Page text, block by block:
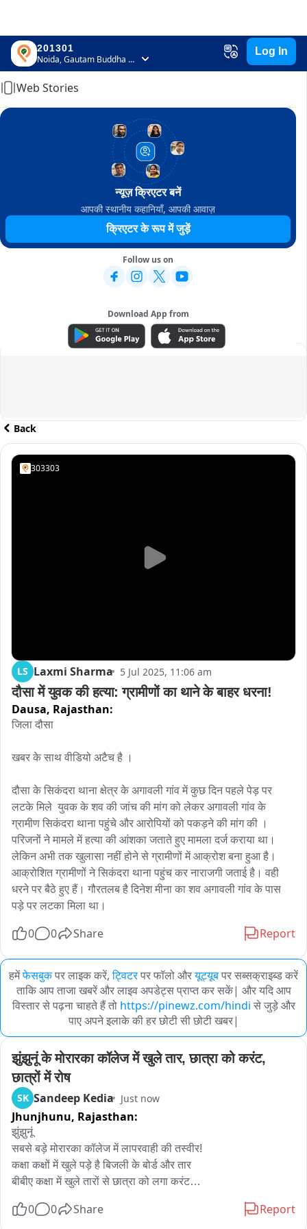
201301
Noida, Gautam Buddha Nagar, Uttar Pradesh
Log In
Home
Web Stories
न्यूज़ क्रिएटर बनें
आपकी स्थानीय कहानियाँ, आपकी आवाज़
क्रिएटर के रूप में जुड़ें
Follow us on
Download App from
ADVERTISEMENT
Back
303303
LS Laxmi Sharma 5 Jul 2025, 11:06 am
दौसा में युवक की हत्या: ग्रामीणों का थाने के बाहर धरना!
Dausa, Rajasthan:
जिला दौसा
खबर के साथ वीडियो अटैच है ।
दौसा के सिकंदरा थाना क्षेत्र के अगावली गांव में कुछ दिन पहले पेड़ पर
लटके मिले  युवक के शव की जांच की मांग को लेकर अगावली गांव के
ग्रामीण सिकंदरा थाना पहुंचे और आरोपियों को पकड़ने की मांग की ।
परिजनों ने मामले में हत्या की आंशका जताते हुए मामला दर्ज कराया था।
लेकिन अभी तक खुलासा नहीं होने से ग्रामीणों में आक्रोश बना हुआ है।
आक्रोशित ग्रामीणों ने सिकंदरा थाना पहुंच कर नाराजगी जताई है। वही
धरने पर बैठे हुए हैं। गौरतलब है दिनेश मीना का शव अगावली गांव के पास
पड़े पर लटका मिला था।
0 0 Share Report
हमेंफेसबुकपर लाइक करें, ट्विटरपर फॉलो औरयूट्यूबपर सब्सक्राइब्ड करें
ताकि आप ताजा खबरें और लाइव अपडेट्स प्राप्त कर सकें| और यदि आप
विस्तार से पढ़ना चाहते हैं तो https://pinewz.com/hindi से जुड़े और
पाए अपने इलाके की हर छोटी सी छोटी खबर|
झुंझुनूं के मोरारका कॉलेज में खुले तार, छात्रा को करंट,
छात्रों में रोष
SK Sandeep Kedia Just now
Jhunjhunu, Rajasthan:
झुंझुनूं
सबसे बड़े मोरारका कॉलेज में लापरवाही की तस्वीर!
कक्षा कक्षों में खुले पड़े है बिजली के बोर्ड और तार
बीबीए कक्षा में खुले तारों से छात्रा को लगा करंट
छात्रा को करंट लगने के बाद विद्यार्थियों में रोष
0 0 Share Report